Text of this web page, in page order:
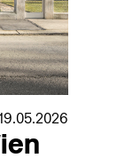
19.05.2026